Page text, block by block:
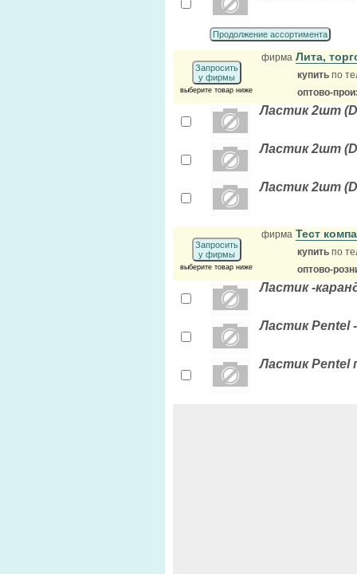
Продолжение ассортимента
Запросить
у фирмы
выберите товар ниже
фирма Лита,
купить по
оптово-
Ластик 2шт
Ластик 2шт
Ластик 2шт
Запросить
у фирмы
выберите товар ниже
фирма Тест
купить по
оптово-
Ластик -
Ластик Pentel
Ластик Pentel